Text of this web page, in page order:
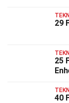
29
25
40